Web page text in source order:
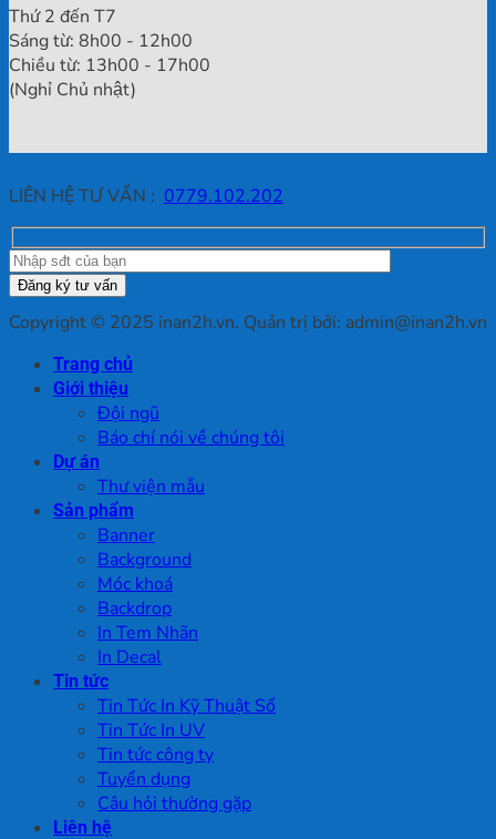
Thứ 2 đến T7
Sáng từ: 8h00 - 12h00
Chiều từ: 13h00 - 17h00
(Nghỉ Chủ nhật)
LIÊN HỆ TƯ VẤN : 0779.102.202
Copyright © 2025 inan2h.vn. Quản trị bởi: admin@inan2h.vn
Trang chủ
Giới thiệu
Đội ngũ
Báo chí nói về chúng tôi
Dự án
Thư viện mẫu
Sản phẩm
Banner
Background
Móc khoá
Backdrop
In Tem Nhãn
In Decal
Tin tức
Tin Tức In Kỹ Thuật Số
Tin Tức In UV
Tin tức công ty
Tuyển dụng
Câu hỏi thường gặp
Liên hệ